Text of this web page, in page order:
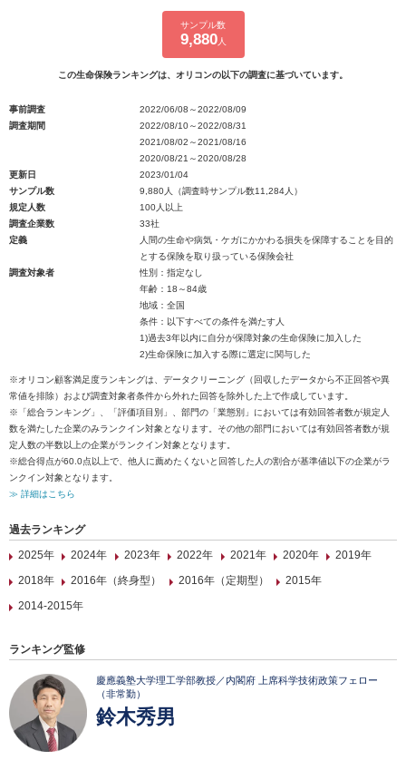
サンプル数
9,880人
この生命保険ランキングは、オリコンの以下の調査に基づいています。
事前調査
2022/06/08～2022/08/09
調査期間
2022/08/10～2022/08/31
2021/08/02～2021/08/16
2020/08/21～2020/08/28
更新日
2023/01/04
サンプル数
9,880人（調査時サンプル数11,284人）
規定人数
100人以上
調査企業数
33社
定義
人間の生命や病気・ケガにかかわる損失を保障することを目的
とする保険を取り扱っている保険会社
調査対象者
性別：指定なし
年齢：18～84歳
地域：全国
条件：以下すべての条件を満たす人
1)過去3年以内に自分が保障対象の生命保険に加入した
2)生命保険に加入する際に選定に関与した
※オリコン顧客満足度ランキングは、データクリーニング（回収したデータから不正回答や異
常値を排除）および調査対象者条件から外れた回答を除外した上で作成しています。
※「総合ランキング」、「評価項目別」、部門の「業態別」においては有効回答者数が規定人
数を満たした企業のみランクイン対象となります。その他の部門においては有効回答者数が規
定人数の半数以上の企業がランクイン対象となります。
※総合得点が60.0点以上で、他人に薦めたくないと回答した人の割合が基準値以下の企業がラ
ンクイン対象となります。
≫ 詳細はこちら
過去ランキング
2025年
2024年 2023年 2022年 2021年 2020年
2019年
2018年
2016年（終身型） 2016年（定期型）
2015年
2014-2015年
ランキング監修
慶應義塾大学理工学部教授／内閣府 上席科学技術政策フェロー
（非常勤）
鈴木秀男